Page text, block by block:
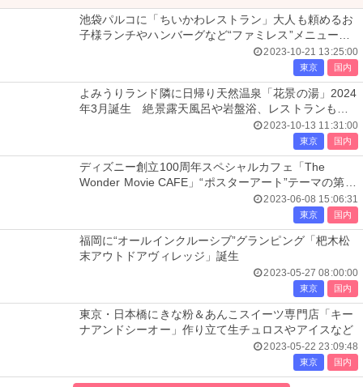
池袋パルコに「ちいかわレストラン」大人も頼めるお
子様ランチやハンバーグなど“ファミレス”メニュー充
2023-10-21 13:25:00
東京 国内
よみうりランド隣に日帰り天然温泉「花景の湯」2024
年3月誕生 絶景露天風呂や岩盤浴、レストランも出
2023-10-13 11:31:00
東京 国内
ディズニー創立100周年スペシャルカフェ「The
Wonder Movie CAFE」“ポスターアート”テーマの第2
2023-06-08 15:06:31
東京 国内
福岡に“オールインクルーシブ”グランピング「杷木松
末アウトドアヴィレッジ」誕生
2023-05-27 08:00:00
東京 国内
東京・日本橋にきな粉＆あんこスイーツ専門店「キー
ナアンドシーオー」作り立て生チュロスやアイスなど
2023-05-22 23:09:48
東京 国内